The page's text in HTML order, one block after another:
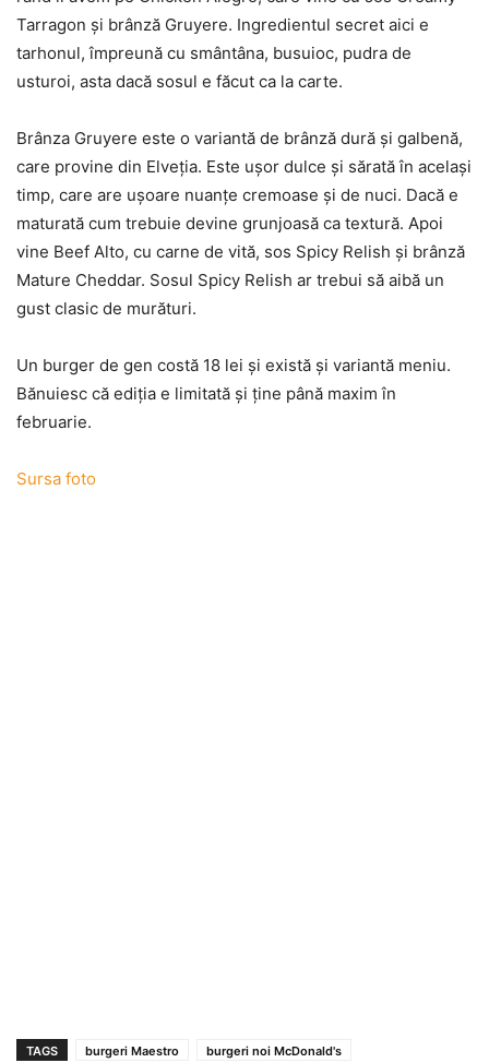
Tarragon și brânză Gruyere. Ingredientul secret aici e
tarhonul, împreună cu smântâna, busuioc, pudra de
usturoi, asta dacă sosul e făcut ca la carte.
Brânza Gruyere este o variantă de brânză dură și galbenă,
care provine din Elveția. Este ușor dulce și sărată în același
timp, care are ușoare nuanțe cremoase și de nuci. Dacă e
maturată cum trebuie devine grunjoasă ca textură. Apoi
vine Beef Alto, cu carne de vită, sos Spicy Relish și brânză
Mature Cheddar. Sosul Spicy Relish ar trebui să aibă un
gust clasic de murături.
Un burger de gen costă 18 lei și există și variantă meniu.
Bănuiesc că ediția e limitată și ține până maxim în
februarie.
Sursa foto
TAGS burgeri Maestro burgeri noi McDonald's